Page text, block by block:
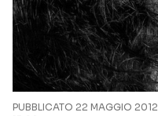
PUBBLICATO 22 MAGGIO 2012